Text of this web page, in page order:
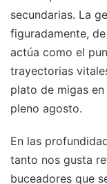
secundarias. La
figuradamente,
actúa como el
trayectorias
plato de migas
pleno agosto.
En las
tanto nos gusta
buceadores que